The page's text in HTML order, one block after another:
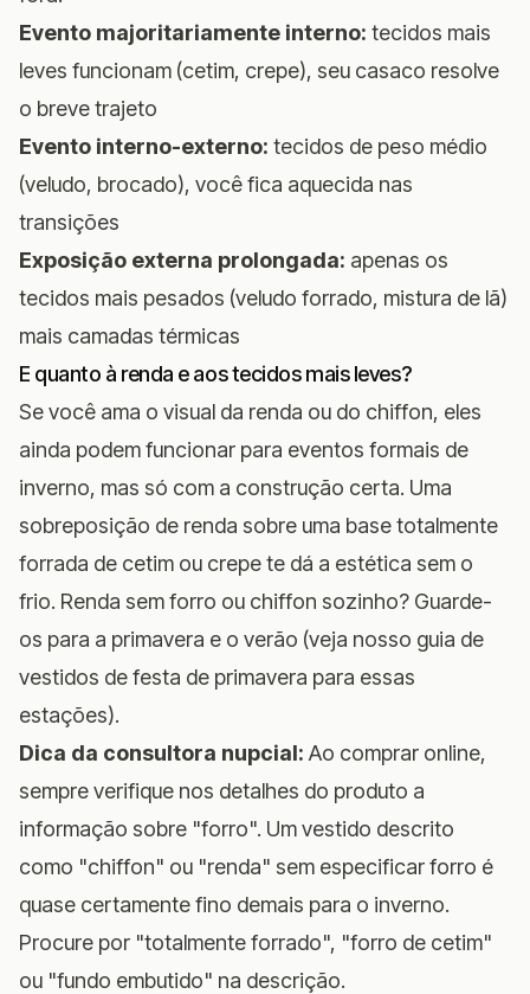
Evento majoritariamente interno: tecidos mais
leves funcionam (cetim, crepe), seu casaco resolve
o breve trajeto
Evento interno-externo: tecidos de peso médio
(veludo, brocado), você fica aquecida nas
transições
Exposição externa prolongada: apenas os
tecidos mais pesados (veludo forrado, mistura de lã)
mais camadas térmicas
E quanto à renda e aos tecidos mais leves?
Se você ama o visual da renda ou do chiffon, eles
ainda podem funcionar para eventos formais de
inverno, mas só com a construção certa. Uma
sobreposição de renda sobre uma base totalmente
forrada de cetim ou crepe te dá a estética sem o
frio. Renda sem forro ou chiffon sozinho? Guarde-
os para a primavera e o verão (veja nosso guia de
vestidos de festa de primavera para essas
estações).
Dica da consultora nupcial: Ao comprar online,
sempre verifique nos detalhes do produto a
informação sobre "forro". Um vestido descrito
como "chiffon" ou "renda" sem especificar forro é
quase certamente fino demais para o inverno.
Procure por "totalmente forrado", "forro de cetim"
ou "fundo embutido" na descrição.